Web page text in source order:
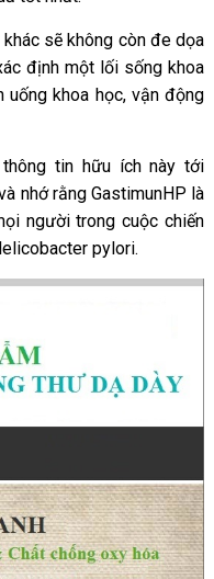
sẽ không còn đe dọa
định một lối sống khoa
khoa học, vận động
tin hữu ích này tới
nhớ rằng GastimunHP là
người trong cuộc chiến
pylori.